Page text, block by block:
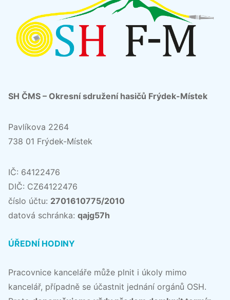
SH ČMS – Okresní sdružení hasičů Frýdek-Místek
Pavlíkova 2264
738 01 Frýdek-Místek
IČ: 64122476
DIČ: CZ64122476
číslo účtu: 2701610775/2010
datová schránka: qajg57h
ÚŘEDNÍ HODINY
Pracovnice kanceláře může plnit i úkoly mimo
kancelář, případně se účastnit jednání orgánů OSH.